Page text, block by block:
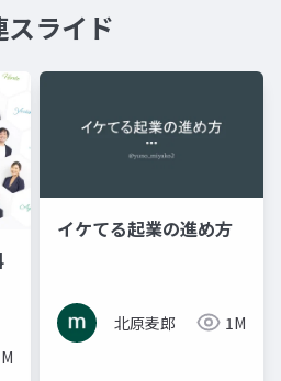
スライド
イケてる起業の進め方
北原麦郎 1M